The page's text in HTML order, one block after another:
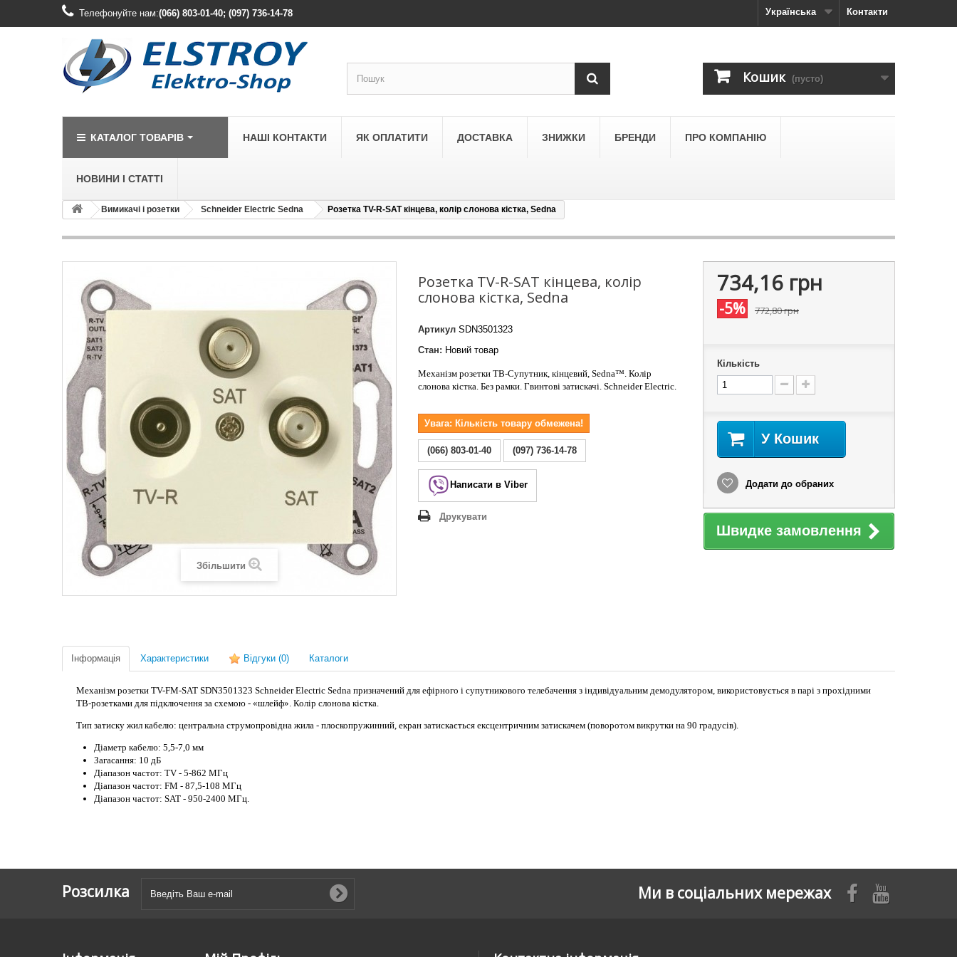
Контакти
Телефонуйте нам:(066) 803-01-40; (097) 736-14-78 Українська
Кошик (пусто)
КАТАЛОГ ТОВАРІВ
LEGRAND
Legrand Forix
Legrand SUNO
Legrand Valena Allure
Legrand Valena Classic
Legrand Valena Life
LEGRAND
LEZARD
Lezard Deriy
НАШІ КОНТАКТИ ЯК ОПЛАТИТИ ДОСТАВКА ЗНИЖКИ БРЕНДИ ПРО КОМПАНІЮ
НОВИНИ І СТАТТІ
Вимикачі і розетки Schneider Electric Sedna Розетка TV-R-SAT кінцева, колір слонова кістка, Sedna
Збільшити
Розетка TV-R-SAT кінцева, колір
слонова кістка, Sedna
Артикул SDN3501323
Стан: Новий товар
Механізм розетки ТВ-Супутник, кінцевий, Sedna™. Колір
слонова кістка. Без рамки. Гвинтові затискачі. Schneider Electric.
Увага: Кількість товару обмежена!
(066) 803-01-40 (097) 736-14-78
Написати в Viber
Друкувати
734,16 грн
-5% 772,80 грн
Кількість
У Кошик
Додати до обраних
Швидке замовлення
Інформація Характеристики Відгуки (0) Каталоги
Механізм розетки TV-FM-SAT SDN3501323 Schneider Electric Sedna призначений для ефірного і супутникового телебачення з індивідуальним демодулятором, використовується в парі з прохідними
ТВ-розетками для підключення за схемою - «шлейф». Колір слонова кістка.
Тип затиску жил кабелю: центральна струмопровідна жила - плоскопружинний, екран затискається ексцентричним затискачем (поворотом викрутки на 90 градусів).
Діаметр кабелю: 5,5-7,0 мм
Загасання: 10 дБ
Діапазон частот: TV - 5-862 МГц
Діапазон частот: FM - 87,5-108 МГц
Діапазон частот: SAT - 950-2400 МГц.
Розсилка Ми в соціальних мережах